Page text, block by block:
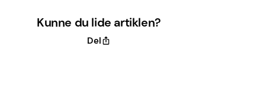
Kunne du lide artiklen?
Del